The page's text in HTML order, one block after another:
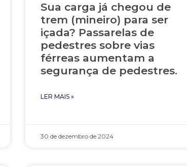
Sua carga já chegou de
trem (mineiro) para ser
içada? Passarelas de
pedestres sobre vias
férreas aumentam a
segurança de pedestres.
LER MAIS »
30 de dezembro de 2024